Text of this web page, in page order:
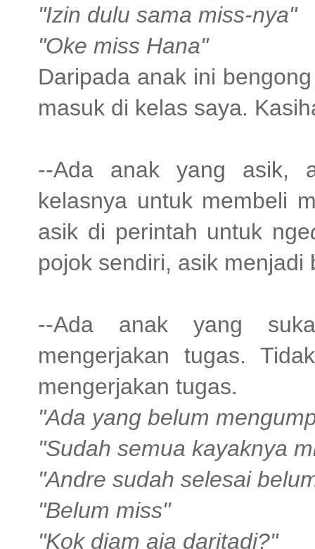
"Izin dulu sama miss-nya"
"Oke miss Hana"
Daripada anak ini
masuk di kelas saya.
--Ada anak yang asik,
kelasnya untuk membeli
asik di perintah untuk nge
pojok sendiri, asik
--Ada anak yang
mengerjakan tugas.
mengerjakan tugas.
"Ada yang belum
"Sudah semua kayaknya
"Andre sudah selesai
"Belum miss"
"Kok diam aja daritadi?"